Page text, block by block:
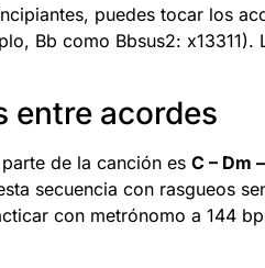
puedes tocar los
Bb como Bbsus2:
entre acordes
de la canción es C – Dm
secuencia con rasgueos
con metrónomo a 144